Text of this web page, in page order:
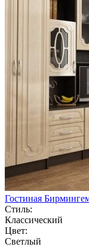
Гостиная
Стиль:
Классический
Цвет:
Светлый